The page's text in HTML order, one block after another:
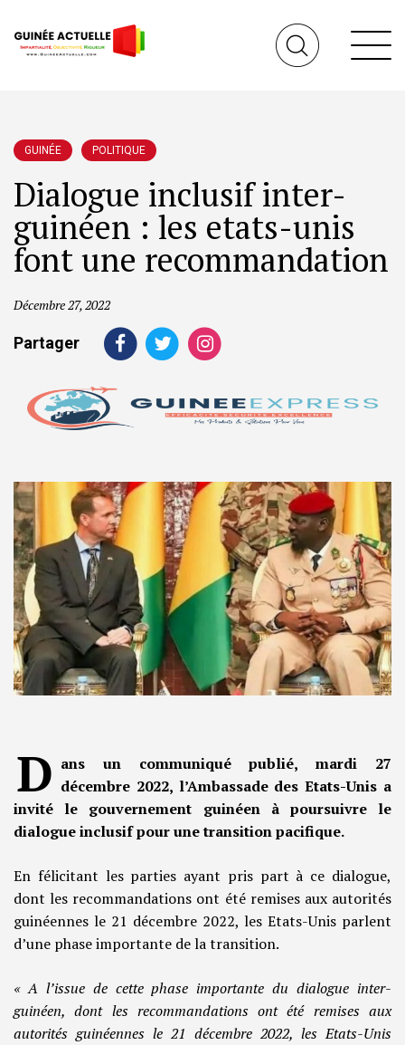
GUINÉE POLITIQUE
Dialogue inclusif inter-
guinéen : les etats-unis
font une recommandation
Décembre 27, 2022
Partager
D ans un communiqué publié, mardi 27
décembre 2022, l’Ambassade des Etats-Unis a
invité le gouvernement guinéen à poursuivre le
dialogue inclusif pour une transition pacifique.
En félicitant les parties ayant pris part à ce dialogue,
dont les recommandations ont été remises aux autorités
guinéennes le 21 décembre 2022, les Etats-Unis parlent
d’une phase importante de la transition.
« A l’issue de cette phase importante du dialogue inter-
guinéen, dont les recommandations ont été remises aux
autorités guinéennes le 21 décembre 2022, les Etats-Unis